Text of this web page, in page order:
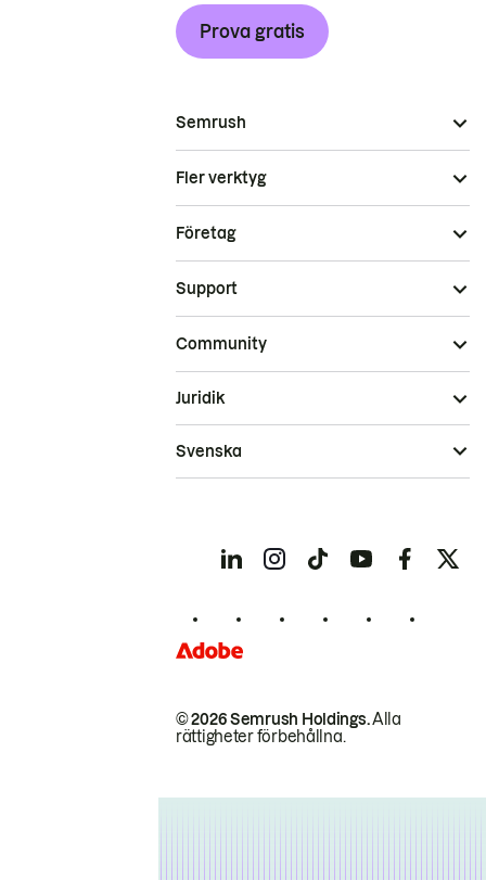
Prova gratis
Semrush
Fler verktyg
Företag
Support
Community
© 2026 Semrush Holdings.Alla
rättigheter förbehållna.
Juridik
Svenska